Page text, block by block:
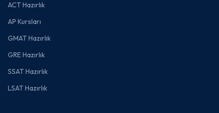
ACT Hazırlık
AP Kursları
GMAT Hazırlık
GRE Hazırlık
SSAT Hazırlık
LSAT Hazırlık